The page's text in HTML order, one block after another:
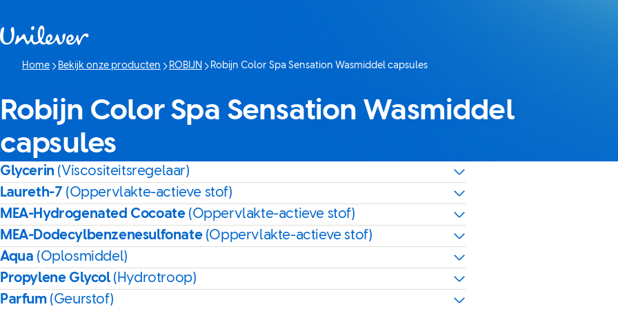
Home Bekijk onze producten ROBIJN
Huidige pagina:
Robijn Color Spa Sensation Wasmiddel capsules
Robijn Color Spa Sensation Wasmiddel
capsules
Glycerin (Viscositeitsregelaar)
Laureth-7 (Oppervlakte-actieve stof)
MEA-Hydrogenated Cocoate (Oppervlakte-actieve stof)
MEA-Dodecylbenzenesulfonate (Oppervlakte-actieve stof)
Aqua (Oplosmiddel)
Propylene Glycol(Hydrotroop)
Parfum (Geurstof)